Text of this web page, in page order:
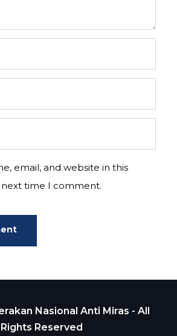
email, and website in this
time I comment.
Nasional Anti Miras - All
Rights Reserved